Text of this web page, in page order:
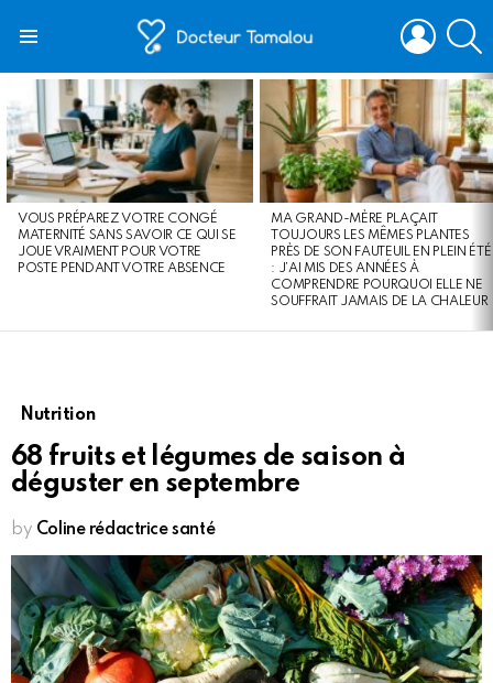
LOGIN
STORIES
VOUS PRÉPAREZ VOTRE CONGÉ
MATERNITÉ SANS SAVOIR CE QUI SE
JOUE VRAIMENT POUR VOTRE
POSTE PENDANT VOTRE ABSENCE
MA GRAND-MÈRE PLAÇAIT
TOUJOURS LES MÊMES PLANTES
PRÈS DE SON FAUTEUIL EN PLEIN ÉTÉ
: J’AI MIS DES ANNÉES À
COMPRENDRE POURQUOI ELLE NE
SOUFFRAIT JAMAIS DE LA CHALEUR
Nutrition
68 fruits et légumes de saison à
déguster en septembre
by Coline rédactrice santé